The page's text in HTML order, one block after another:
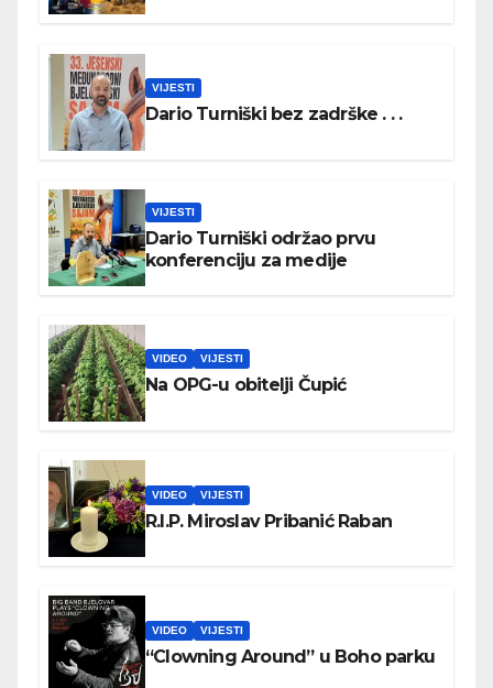
VIJESTI
Dario Turniški bez zadrške . . .
VIJESTI
Dario Turniški održao prvu
konferenciju za medije
VIDEO VIJESTI
Na OPG-u obitelji Čupić
VIDEO VIJESTI
R.I.P. Miroslav Pribanić Raban
VIDEO VIJESTI
“Clowning Around” u Boho parku